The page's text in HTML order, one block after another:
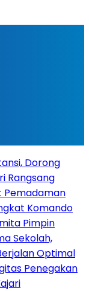
Dorong
Rangsang
Pemadaman
Komando
Pimpin
Sekolah,
Optimal
Penegakan